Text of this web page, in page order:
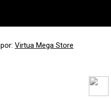
Virtua Mega Store